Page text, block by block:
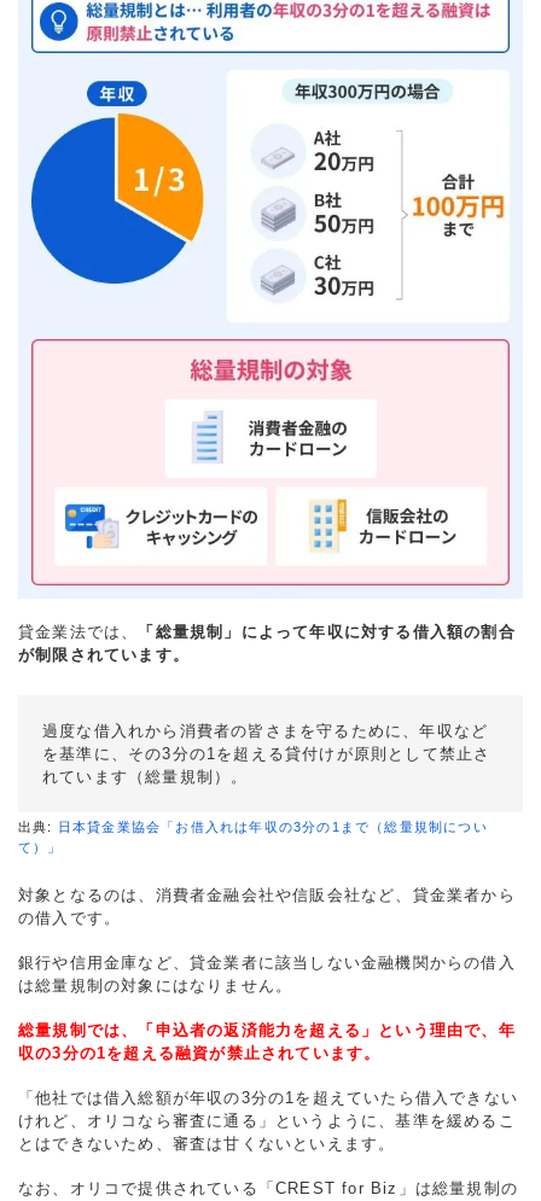
貸金業法では、
「総量規制」によって年収に対する借入額の割合
が制限されています。
過度な借入れから消費者の皆さまを守るために、年収など
を基準に、その3分の1を超える貸付けが原則として禁止さ
れています（総量規制）。
出典: 日本貸金業協会「お借入れは年収の3分の1まで（総量規制につい
て）」
対象となるのは、消費者金融会社や信販会社など、貸金業者から
の借入です。
銀行や信用金庫など、貸金業者に該当しない金融機関からの借入
は総量規制の対象にはなりません。
総量規制では、「申込者の返済能力を超える」という理由で、年
収の3分の1を超える融資が禁止されています。
「他社では借入総額が年収の3分の1を超えていたら借入できない
けれど、オリコなら審査に通る」というように、基準を緩めるこ
とはできないため、審査は甘くないといえます。
なお、オリコで提供されている「CREST for Biz」は総量規制の